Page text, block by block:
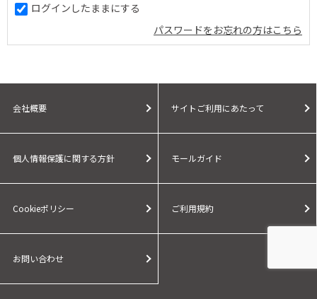
ログインしたままにする
パスワードをお忘れの方はこちら
会社概要 サイトご利用にあたって
個人情報保護に関する方針 モールガイド
Cookieポリシー ご利用規約
お問い合わせ